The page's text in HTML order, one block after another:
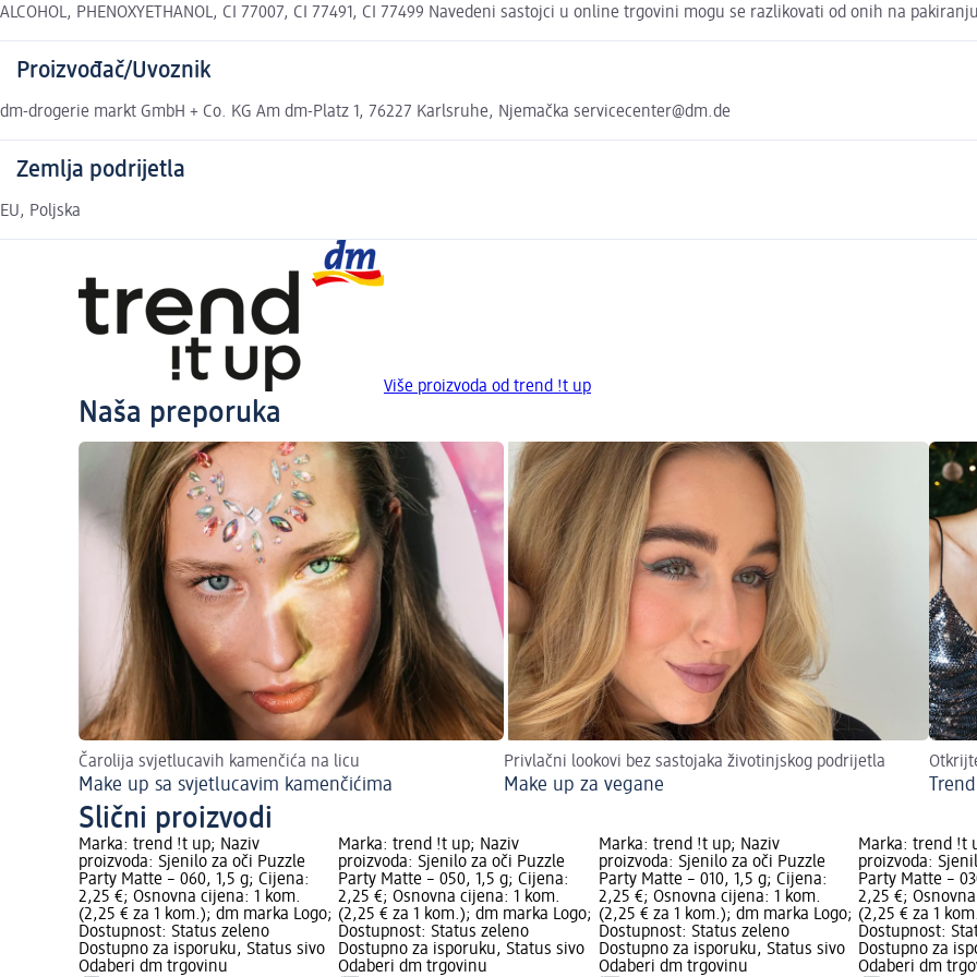
ALCOHOL, PHENOXYETHANOL, CI 77007, CI 77491, CI 77499 Navedeni sastojci u online trgovini mogu se razlikovati od onih na
Proizvođač/Uvoznik
dm-drogerie markt GmbH + Co. KG Am dm-Platz 1, 76227 Karlsruhe, Njemačka servicecenter@dm.de
Zemlja podrijetla
EU, Poljska
Više proizvoda od trend !t up
Naša preporuka
Čarolija svjetlucavih kamenčića na licu
Make up sa svjetlucavim kamenčićima
Privlačni lookovi bez sastojaka životinjskog podrijetla
Make up za vegane
Slični proizvodi
Marka: trend !t up; Naziv
proizvoda: Sjenilo za oči Puzzle
Party Matte – 060, 1,5 g; Cijena:
2,25 €; Osnovna cijena: 1 kom.
(2,25 € za 1 kom.); dm marka Logo;
Dostupnost: Status zeleno
Dostupno za isporuku, Status sivo
Odaberi dm trgovinu
Marka: trend !t up; Naziv
proizvoda: Sjenilo za oči Puzzle
Party Matte – 050, 1,5 g; Cijena:
2,25 €; Osnovna cijena: 1 kom.
(2,25 € za 1 kom.); dm marka Logo;
Dostupnost: Status zeleno
Dostupno za isporuku, Status sivo
Odaberi dm trgovinu
Marka: trend !t up; Naziv
proizvoda: Sjenilo za oči Puzzle
Party Matte – 010, 1,5 g; Cijena:
2,25 €; Osnovna cijena: 1 kom.
(2,25 € za 1 kom.); dm marka Logo;
Dostupnost: Status zeleno
Dostupno za isporuku, Status sivo
Odaberi dm trgovinu
Marka: trend !t
proizvoda:
Party Matte –
2,25 €;
(2,25 € za 1
Dostupnost:
Dostupno za
Odaberi dm